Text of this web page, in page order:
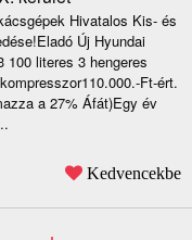
Hivatalos Kis- és
Új Hyundai
100 literes 3 hengeres
Ft-ért.
a 27% Áfát)Egy év
Kedvencekbe